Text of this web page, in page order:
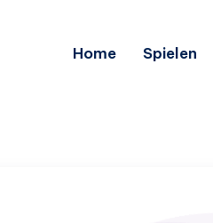
Home Spielen